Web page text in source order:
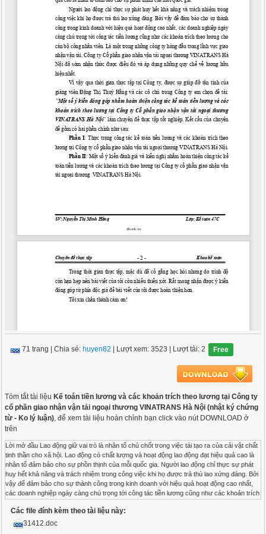
71 trang |Chia sẻ: huyen82 | Lượt xem: 3523 | Lượt tải: 2 Free
Tóm tắt tài liệu Kế toán tiền lương và các khoản trích theo lương tại Công ty
cổ phần giao nhận vận tải ngoại thương VINATRANS Hà Nội (nhật ký chứng
từ - Ko lý luận), để xem tài liệu hoàn chỉnh bạn click vào nút DOWNLOAD ở
trên
Lời mở đầu Lao động giữ vai trò là nhân tố chủ chốt trong việc tái tạo ra của cải vật chất
tinh thần cho xã hội. Lao động có chất lượng và hoạt động lao động đạt hiệu quả cao là
nhân tố đảm bảo cho sự phồn thịnh của mỗi quốc gia. Người lao động chỉ thực sự phát
huy hết khả năng và trách nhiệm trong công việc khi họ được trả thù lao xứng đáng. Bởi
vậy để đảm bảo cho sự thành công trong kinh doanh với hiệu quả hoạt động cao nhất,
các doanh nghiệp ngày càng chú trọng tới công tác tiền lương cũng như các khoản trích
vực giao nhận vận tải, Công ty Cổ phần giao nhận vận tải ngoại thương VINATRANS Hà
Nội đã sớm nhận thức được điều đó và áp dụng những quy chế về lương hữu hiệu nhất.
Vì vậy qua thời gian thực tập tại Công ty, được sự giúp đỡ tận tình của giảng viên Đặng
Các file đính kèm theo tài liệu này:
31412.doc